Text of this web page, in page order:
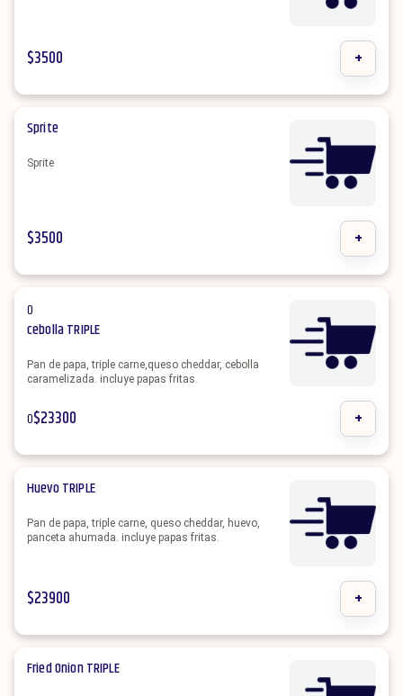
$3500 +
Sprite
Sprite
$3500 +
0
cebolla TRIPLE
Pan de papa, triple carne,queso cheddar, cebolla
caramelizada. incluye papas fritas.
0$23300 +
Huevo TRIPLE
Pan de papa, triple carne, queso cheddar, huevo,
panceta ahumada. incluye papas fritas.
$23900 +
Fried Onion TRIPLE